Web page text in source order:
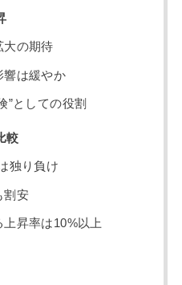
大の期待
響は緩やか
”としての役割
較
独り負け
割安
昇率は10%以上